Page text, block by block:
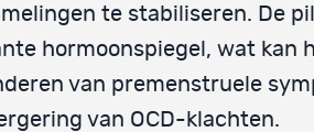
te stabiliseren. De
hormoonspiegel, wat kan
van premenstruele
van OCD-klachten.